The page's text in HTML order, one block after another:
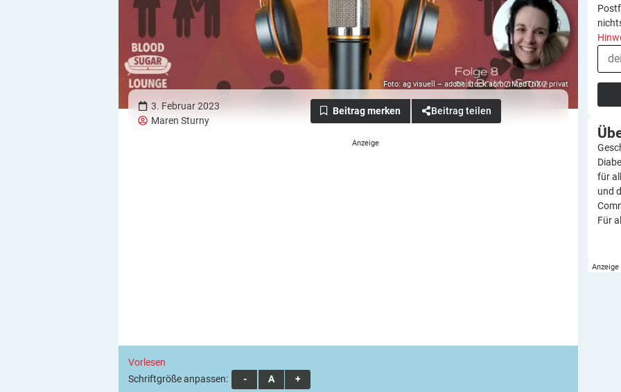
Foto: ag visuell – adobe.stock.aom / MedTriX / privat
3. Februar 2023
Maren Sturny
Beitrag teilen
Vorlesen
Schriftgröße anpassen:
A A A
für
und
Für